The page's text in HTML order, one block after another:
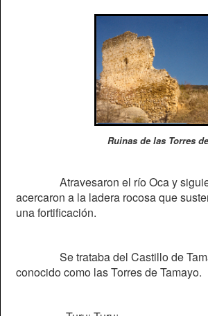
Ruinas de las Torres
Atravesaron el río Oca y
acercaron a la ladera rocosa que
una fortificación.
Se trataba del Castillo de
conocido como las Torres de Tamayo.